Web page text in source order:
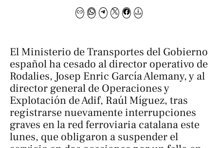
El Ministerio de Transportes del Gobierno
español ha cesado al director operativo de
Rodalies, Josep Enric García Alemany, y al
director general de Operaciones y
Explotación de Adif, Raúl Míguez, tras
registrarse nuevamente interrupciones
graves en la red ferroviaria catalana este
lunes, que obligaron a suspender el